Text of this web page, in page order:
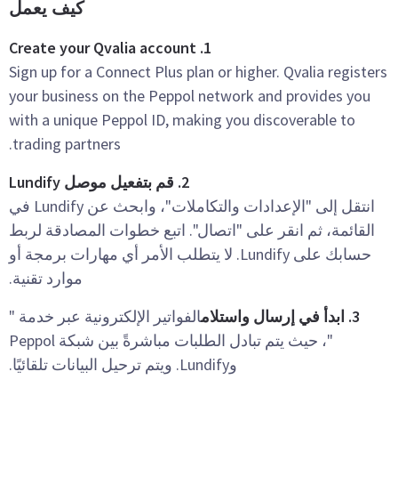
كيف يعمل
Sign up for a Connect Plus plan or higher. Qvalia registers
your business on the Peppol network and provides you
with a unique Peppol ID, making you discoverable to
trading partners.
انتقل إلى "الإعدادات والتكاملات"، وابحث عن Lundify في
القائمة، ثم انقر على "اتصال". اتبع خطوات المصادقة لربط
حسابك على Lundify. لا يتطلب الأمر أي مهارات برمجة أو
موارد تقنية.
الفواتير الإلكترونية عبر خدمة "
"، حيث يتم تبادل الطلبات مباشرةً بين شبكة Peppol